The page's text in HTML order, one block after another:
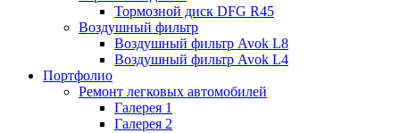
Тормозной диск DFG R45
Воздушный фильтр
Воздушный фильтр Avok L8
Воздушный фильтр Avok L4
Портфолио
Ремонт легковых автомобилей
Галерея 1
Галерея 2